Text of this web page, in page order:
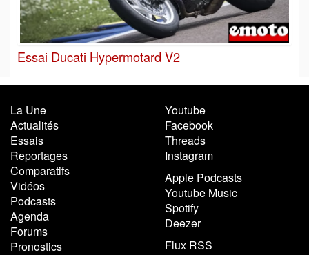
Essai Ducati Hypermotard V2
La Une
Actualités
Essais
Reportages
Comparatifs
Vidéos
Podcasts
Agenda
Forums
Pronostics
Youtube
Facebook
Threads
Instagram
Apple Podcasts
Youtube Music
Spotify
Deezer
Flux RSS